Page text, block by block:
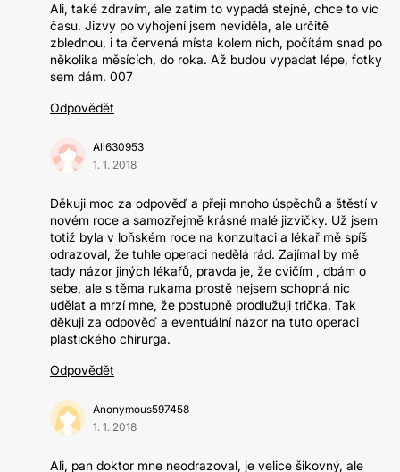
Ali, také zdravím, ale zatím to vypadá stejně, chce to víc
času. Jizvy po vyhojení jsem neviděla, ale určitě
zblednou, i ta červená místa kolem nich, počítám snad po
několika měsících, do roka. Až budou vypadat lépe, fotky
sem dám. 007
Odpovědět
Ali630953
1. 1. 2018
Děkuji moc za odpověď a přeji mnoho úspěchů a štěstí v
novém roce a samozřejmě krásné malé jizvičky. Už jsem
totiž byla v loňském roce na konzultaci a lékař mě spíš
odrazoval, že tuhle operaci nedělá rád. Zajímal by mě
tady názor jiných lékařů, pravda je, že cvičím , dbám o
sebe, ale s těma rukama prostě nejsem schopná nic
udělat a mrzí mne, že postupně prodlužuji trička. Tak
děkuji za odpověď a eventuální názor na tuto operaci
plastického chirurga.
Odpovědět
Anonymous597458
1. 1. 2018
Ali, pan doktor mne neodrazoval, je velice šikovný, ale